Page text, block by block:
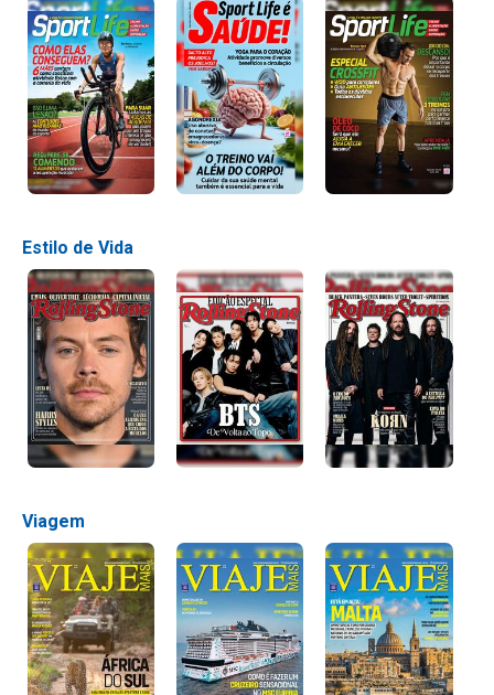
Estilo de Vida
Viagem